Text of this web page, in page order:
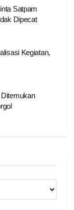
Satpam
Dipecat
Kegiatan,